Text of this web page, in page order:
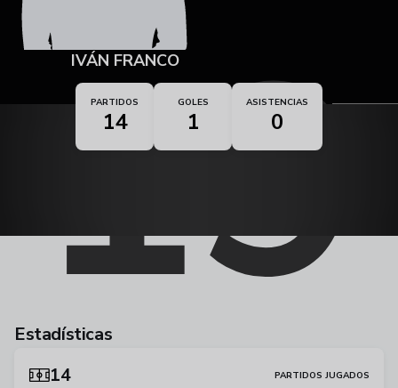
19
IVÁN FRANCO
PARTIDOS
14
GOLES
1
ASISTENCIAS
0
Estadísticas
14
PARTIDOS JUGADOS